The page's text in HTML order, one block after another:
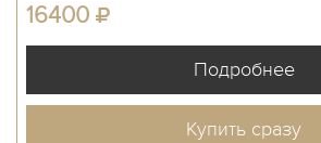
16400
Купить сразу